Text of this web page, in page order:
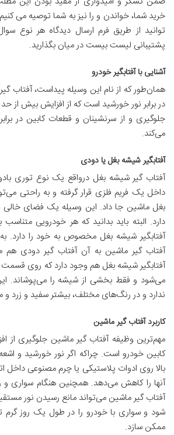
خرید شما، خواندن و را نیز به شما توصیه می
توانید از طریق فرم ارسال دیدگاه هر نوع
پشتیبانی لیست بیست در میان بگذارید.
آشنایی با آفتابگیر خودرو
همان‌طور که از نام این وسیله پیداست، آفتاب
در برابر نور خورشید است که از افزایش بیش از
جلوگیری و از سرنشینان و قطعات کابین در
می‌کند.
آفتابگیر شیشه بغل یا دودی
آفتاب گیر شیشه بغل درواقع یک نوع توری
داخل یک فریم فلزی قرار گرفته و به راحتی
بغل ماشین جا داد. این وسیله یک فضای خالی
دارد. البته باید بدانید که هر خودرویی
آفتابگیر شیشه بغل مخصوص به خود را دارد.
آفتاب گیر ماشین به آن آفتاب گیر دودی
آفتابگیر شیشه بغل هم وجود دارد که روی
می‌شود و فقط بخشی از شیشه را می‌پوشاند.
ندارد و در رنگ‌های مختلف، بیشتر سفید و زرد
کاربرد آفتاب گیر ماشین
مهم‌ترین وظیفه آفتاب گیر ماشین جلوگیری از
کابین خودرو است. چراکه اگر نور خورشید و
بالا روی ادوات پلاستیکی یا چرم مصنوعی داخل
آنها را کاهش می‌دهد. همچنین هنگام سواری و
آفتاب گیر ماشین می‌تواند مانع رسیدن نور
شود و سواری با خودرو را در طول یک روز گرم
ممکن سازد.